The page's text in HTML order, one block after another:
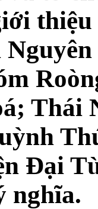
Thái
Đại
nghĩa.